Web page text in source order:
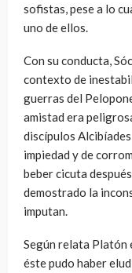
sofistas, pese a lo
uno de ellos.
Con su conducta,
contexto de
guerras del
amistad era
discípulos
impiedad y de
beber cicuta
demostrado la
imputan.
Según relata Platón
éste pudo haber